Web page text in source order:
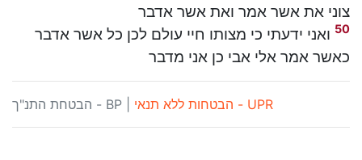
צוני את אשר אמר ואת אשר אדבר
50 ואני ידעתי כי מצותו חיי עולם לכן כל אשר אדבר
כאשר אמר אלי אבי כן אני מדבר
UPR - הבטחות ללא תנאי BP - הבטחת התנ"ך